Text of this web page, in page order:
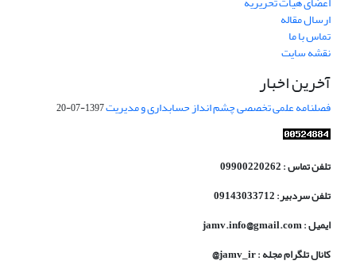
ارسال مقاله
تماس با ما
نقشه سایت
آخرین اخبار
فصلنامه علمی تخصصی چشم انداز حسابداری و مدیریت1397-07-20
تلفن تماس : 09900220262
تلفن سردبیر: 09143033712
ایمیل : jamv.info@gmail.com
کانال تلگرام مجله : jamv_ir@